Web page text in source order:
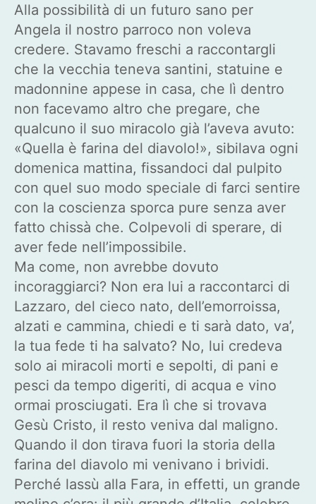
Alla possibilità di un futuro sano per
Angela il nostro parroco non voleva
credere. Stavamo freschi a raccontargli
che la vecchia teneva santini, statuine e
madonnine appese in casa, che lì dentro
non facevamo altro che pregare, che
qualcuno il suo miracolo già l’aveva avuto:
«Quella è farina del diavolo!», sibilava ogni
domenica mattina, fissandoci dal pulpito
con quel suo modo speciale di farci sentire
con la coscienza sporca pure senza aver
fatto chissà che. Colpevoli di sperare, di
aver fede nell’impossibile.
Ma come, non avrebbe dovuto
incoraggiarci? Non era lui a raccontarci di
Lazzaro, del cieco nato, dell’emorroissa,
alzati e cammina, chiedi e ti sarà dato, va’,
la tua fede ti ha salvato? No, lui credeva
solo ai miracoli morti e sepolti, di pani e
pesci da tempo digeriti, di acqua e vino
ormai prosciugati. Era lì che si trovava
Gesù Cristo, il resto veniva dal maligno.
Quando il don tirava fuori la storia della
farina del diavolo mi venivano i brividi.
Perché lassù alla Fara, in effetti, un grande